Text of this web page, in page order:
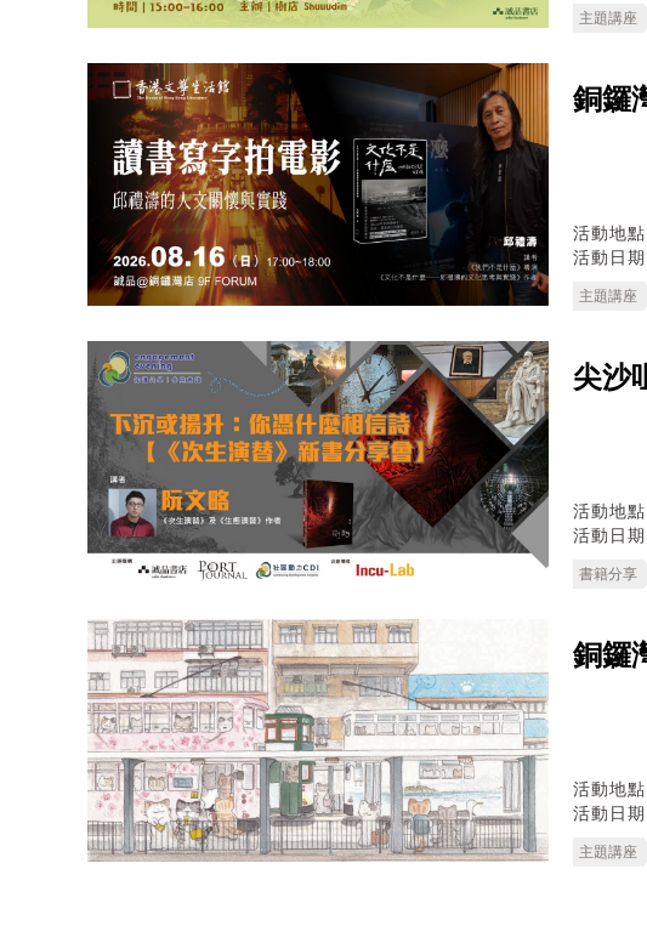
主題講座
銅鑼
活動地點
活動日期
主題講座
尖沙
活動地點
活動日期
書籍分享
銅鑼
活動地點
活動日期
主題講座